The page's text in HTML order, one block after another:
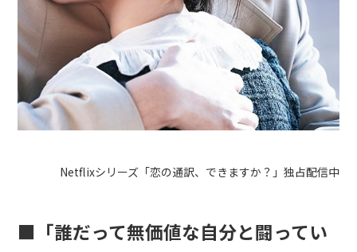
Netflixシリーズ「恋の通訳、できますか？」独占配信中
■「誰だって無価値な自分と闘ってい